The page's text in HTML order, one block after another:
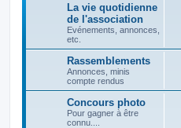
La vie quotidienne
de l'association
Evénements, annonces,
etc.
Rassemblements
Annonces, minis
compte rendus
Concours photo
Pour gagner à être
connu....